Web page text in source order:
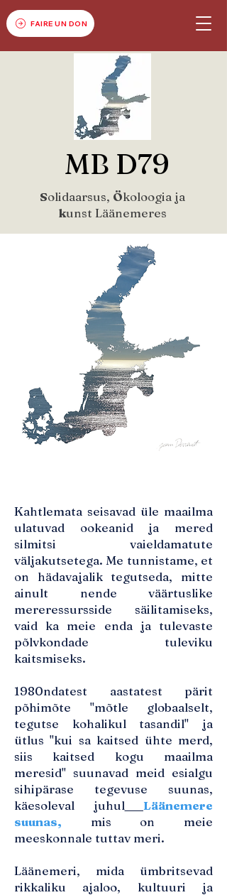
FAIRE UN DON
MB D79
Solidaarsus, Ökoloogia ja
kunst Läänemeres
Kahtlemata seisavad üle maailma
ulatuvad ookeanid ja mered
silmitsi vaieldamatute
väljakutsetega. Me tunnistame, et
on hädavajalik tegutseda, mitte
ainult nende väärtuslike
mereressursside säilitamiseks,
vaid ka meie enda ja tulevaste
põlvkondade tuleviku
kaitsmiseks.
1980ndatest aastatest pärit
põhimõte "mõtle globaalselt,
tegutse kohalikul tasandil" ja
ütlus "kui sa kaitsed ühte merd,
siis kaitsed kogu maailma
meresid" suunavad meid esialgu
sihipärase tegevuse suunas,
käesoleval juhul
Läänemere
suunas, mis on meie
meeskonnale tuttav meri.
Läänemeri, mida ümbritsevad
rikkaliku ajaloo, kultuuri ja